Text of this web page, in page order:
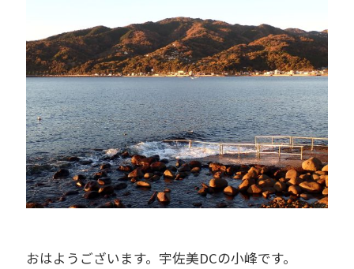
おはようございます。宇佐美DCの小峰です。